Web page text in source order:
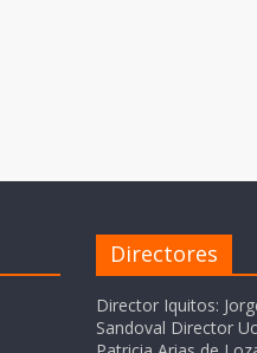
Directores
Director Iquitos:
Sandoval Director